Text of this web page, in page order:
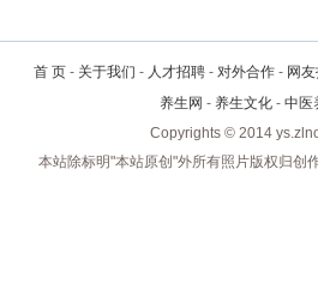
首 页 - 关于我们 - 人才招聘 - 对外合作 - 网
养生网 - 养生文化 - 中医
Copyrights © 2014
本站除标明"本站原创"外所有照片版权归创